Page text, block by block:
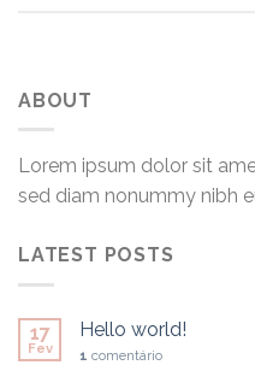
ABOUT
Lorem ipsum dolor sit
sed diam nonummy nibh
LATEST POSTS
17
Fev
Hello world!
1 comentário